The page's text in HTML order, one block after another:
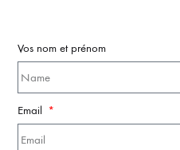
Vos nom et prénom
Email